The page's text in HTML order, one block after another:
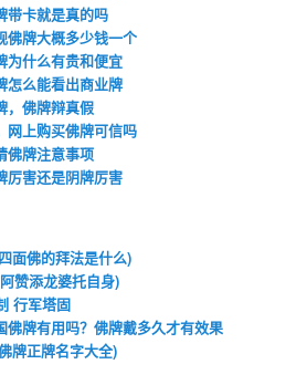
带卡就是真的吗
佛牌大概多少钱一个
为什么有贵和便宜
怎么能看出商业牌
，佛牌辩真假
网上购买佛牌可信吗
佛牌注意事项
厉害还是阴牌厉害
面佛的拜法是什么)
赞添龙婆托自身)
行军塔固
佛牌有用吗？佛牌戴多久才有效果
牌正牌名字大全)